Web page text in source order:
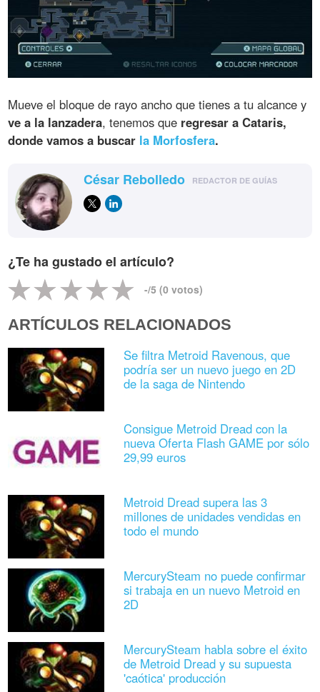
Mueve el bloque de rayo ancho que tienes a tu alcance y
ve a la lanzadera, tenemos que regresar a Cataris,
donde vamos a buscar la Morfosfera.
César Rebolledo REDACTOR DE GUÍAS
¿Te ha gustado el artículo?
-/5 (0 votos)
ARTÍCULOS RELACIONADOS
Se filtra Metroid Ravenous, que
podría ser un nuevo juego en 2D
de la saga de Nintendo
Consigue Metroid Dread con la
nueva Oferta Flash GAME por sólo
29,99 euros
Metroid Dread supera las 3
millones de unidades vendidas en
todo el mundo
MercurySteam no puede confirmar
si trabaja en un nuevo Metroid en
2D
MercurySteam habla sobre el éxito
de Metroid Dread y su supuesta
'caótica' producción